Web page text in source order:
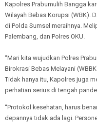
Kapolres Prabumulih Bangga
Wilayah Bebas Korupsi (WBK).
di Polda Sumsel meraihnya.
Palembang, dan Polres OKU.
“Mari kita wujudkan Polres
Birokrasi Bebas Melayani
Tidak hanya itu, Kapolres juga
perhatian serius di tengah
“Protokol kesehatan, harus
depannya tidak ada lagi.